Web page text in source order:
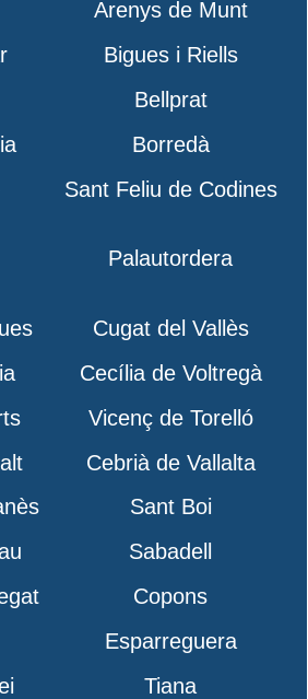
Arenys de Munt
Bigues i Riells
Bellprat
Borredà
Sant Feliu de Codines
Palautordera
Cugat del Vallès
Cecília de Voltregà
Vicenç de Torelló
Cebrià de Vallalta
Sant Boi
Sabadell
Copons
Esparreguera
Tiana